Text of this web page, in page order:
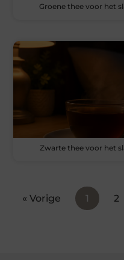
Groene thee voor het
Zwarte thee voor het
« Vorige 1 2